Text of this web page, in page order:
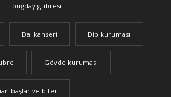
buğday gübresi
Dal kanseri Dip kuruması
Gövde kuruması
başlar ve biter